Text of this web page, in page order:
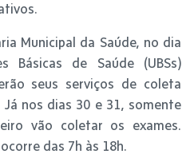
Municipal da Saúde, no dia
Básicas de Saúde (UBSs)
seus serviços de coleta
nos dias 30 e 31, somente
vão coletar os exames.
das 7h às 18h.